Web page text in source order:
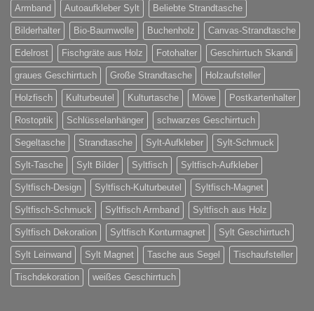
Armband Autoaufkleber Sylt Beliebte Strandtasche
Bilderhalter Bio-Baumwolle Buchenholz Canvas-Strandtasche
Edelrost Fischgräte aus Holz Fotohalter Geschirrtuch Skandi
graues Geschirrtuch Große Strandtasche Holzaufsteller
Holzfisch Kulturbeutel Kulturtasche Möwe Postkartenhalter
Rostoptik Schlüsselanhänger schwarzes Geschirrtuch
Segeltasche Strandtasche Sylt-Aufkleber Sylt-Schmuck
Sylt-Tasche Sylt Bilder Syltfisch Syltfisch-Aufkleber
Syltfisch-Design Syltfisch-Kulturbeutel Syltfisch-Magnet
Syltfisch-Schmuck Syltfisch Armband Syltfisch aus Holz
Syltfisch Dekoration Syltfisch Konturmagnet Sylt Geschirrtuch
Sylt Leinwand Sylt Magnet Tasche aus Segel Tischaufsteller
Tischdekoration weißes Geschirrtuch